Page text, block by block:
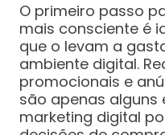
O primeiro passo
mais consciente é
que o levam a
ambiente digital.
promocionais e
são apenas alguns
marketing digital